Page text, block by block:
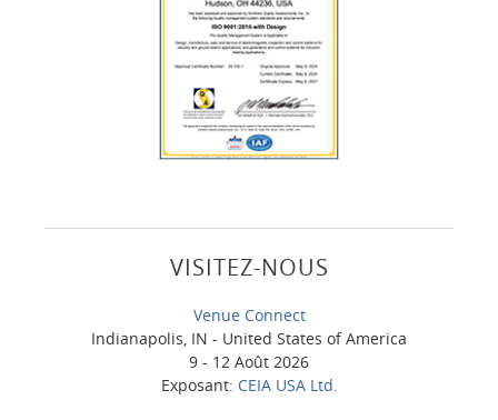
VISITEZ-NOUS
Venue Connect
Indianapolis, IN - United States of America
9 - 12 Août 2026
Exposant: CEIA USA Ltd.